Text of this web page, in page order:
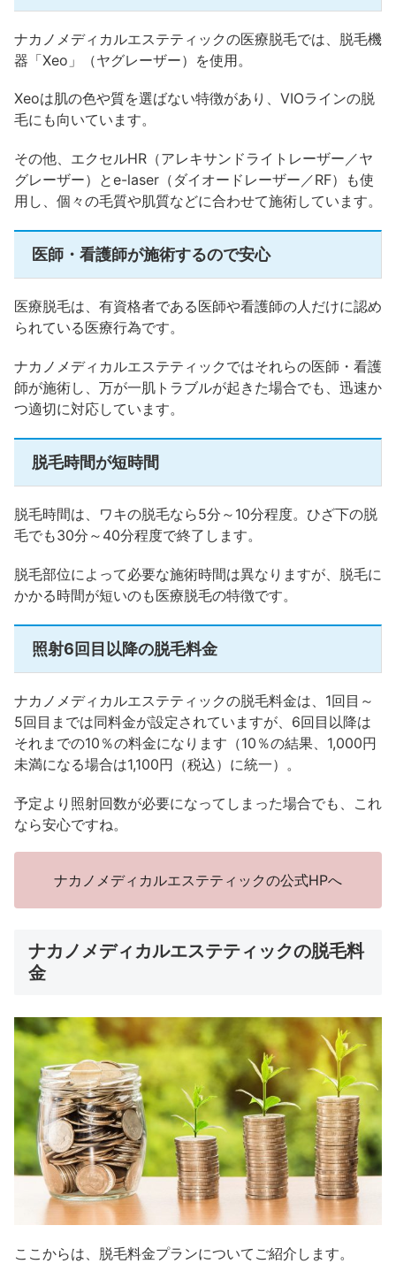
ナカノメディカルエステティックの医療脱毛では、脱毛機
器「Xeo」（ヤグレーザー）を使用。
Xeoは肌の色や質を選ばない特徴があり、VIOラインの脱
毛にも向いています。
その他、エクセルHR（アレキサンドライトレーザー／ヤ
グレーザー）とe-laser（ダイオードレーザー／RF）も使
用し、個々の毛質や肌質などに合わせて施術しています。
医師・看護師が施術するので安心
医療脱毛は、有資格者である医師や看護師の人だけに認め
られている医療行為です。
ナカノメディカルエステティックではそれらの医師・看護
師が施術し、万が一肌トラブルが起きた場合でも、迅速か
つ適切に対応しています。
脱毛時間が短時間
脱毛時間は、ワキの脱毛なら5分～10分程度。ひざ下の脱
毛でも30分～40分程度で終了します。
脱毛部位によって必要な施術時間は異なりますが、脱毛に
かかる時間が短いのも医療脱毛の特徴です。
照射6回目以降の脱毛料金
ナカノメディカルエステティックの脱毛料金は、1回目～
5回目までは同料金が設定されていますが、6回目以降は
それまでの10％の料金になります（10％の結果、1,000円
未満になる場合は1,100円（税込）に統一）。
予定より照射回数が必要になってしまった場合でも、これ
なら安心ですね。
ナカノメディカルエステティックの公式HPへ
ナカノメディカルエステティックの脱毛料
金
ここからは、脱毛料金プランについてご紹介します。